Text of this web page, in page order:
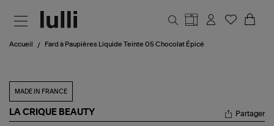
Accueil Fard à Paupières Liquide Teinte 05 Chocolat Épicé
MADE IN FRANCE
LA CRIQUE BEAUTY Partager